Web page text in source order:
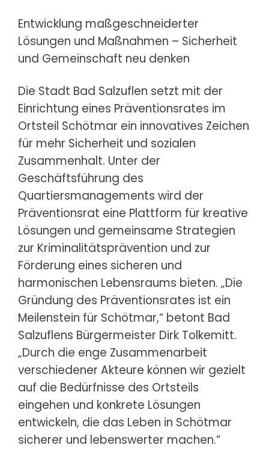
Entwicklung maßgeschneiderter
Lösungen und Maßnahmen – Sicherheit
und Gemeinschaft neu denken
Die Stadt Bad Salzuflen setzt mit der
Einrichtung eines Präventionsrates im
Ortsteil Schötmar ein innovatives Zeichen
für mehr Sicherheit und sozialen
Zusammenhalt. Unter der
Geschäftsführung des
Quartiersmanagements wird der
Präventionsrat eine Plattform für kreative
Lösungen und gemeinsame Strategien
zur Kriminalitätsprävention und zur
Förderung eines sicheren und
harmonischen Lebensraums bieten. „Die
Gründung des Präventionsrates ist ein
Meilenstein für Schötmar,“ betont Bad
Salzuflens Bürgermeister Dirk Tolkemitt.
„Durch die enge Zusammenarbeit
verschiedener Akteure können wir gezielt
auf die Bedürfnisse des Ortsteils
eingehen und konkrete Lösungen
entwickeln, die das Leben in Schötmar
sicherer und lebenswerter machen.“